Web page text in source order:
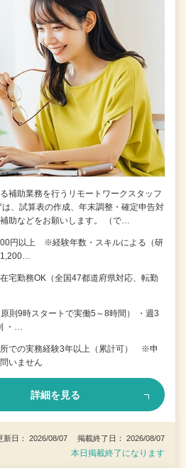
補助業務を行うリモートワークスタッフ
、試算表の作成、年末調整・確定申告対
助などをお願いします。 （で…
円以上 ※経験年数・スキルによる（研
1,200…
宅勤務OK（全国47都道府県対応、転勤
則9時スタートで実働5～8時間） ・週3
・…
所での実務経験3年以上（累計可） ※申
いません
詳細を見る
新日： 2026/08/07 掲載終了日： 2026/08/07
本日掲載終了になります